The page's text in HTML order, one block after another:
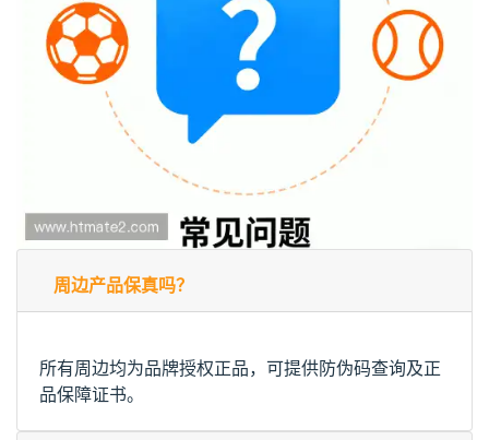
周边产品保真吗？
所有周边均为品牌授权正品，可提供防伪码查询及正
品保障证书。